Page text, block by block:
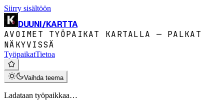
Siirry sisältöön
DUUNI/KARTTA
AVOIMET TYÖPAIKAT KARTALLA — PALKAT
NÄKYVISSÄ
TyöpaikatTietoa
Vaihda teema
Ladataan työpaikkaa…